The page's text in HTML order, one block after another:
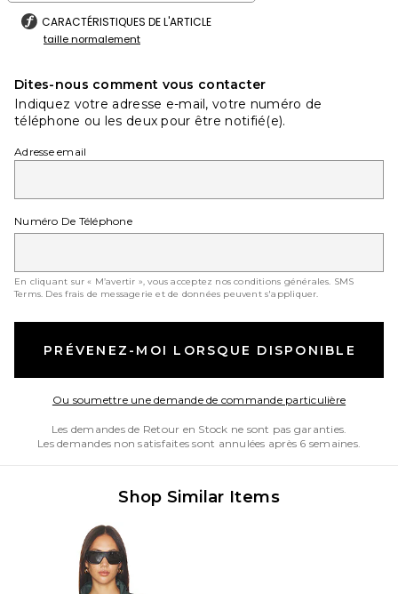
CARACTÉRISTIQUES DE L'ARTICLE
taille normalement
Dites-nous comment vous contacter
Indiquez votre adresse e-mail, votre numéro de
téléphone ou les deux pour être notifié(e).
Adresse email
Numéro De Téléphone
En cliquant sur « M’avertir », vous acceptez nos conditions générales. SMS
Terms. Des frais de messagerie et de données peuvent s'appliquer.
PRÉVENEZ-MOI LORSQUE DISPONIBLE
Ou soumettre une demande de commande particulièreOpens in
Les demandes de Retour en Stock ne sont pas garanties.
Les demandes non satisfaites sont annulées après 6 semaines.
Shop Similar Items